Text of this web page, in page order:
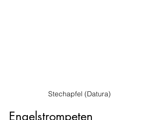
Stechapfel (Datura)
Engelstrompeten